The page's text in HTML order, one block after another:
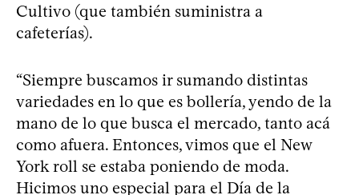
Cultivo (que también suministra a
cafeterías).
“Siempre buscamos ir sumando distintas
variedades en lo que es bollería, yendo de la
mano de lo que busca el mercado, tanto acá
como afuera. Entonces, vimos que el New
York roll se estaba poniendo de moda.
Hicimos uno especial para el Día de la